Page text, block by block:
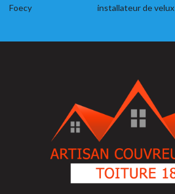
Foecy
installateur de velux